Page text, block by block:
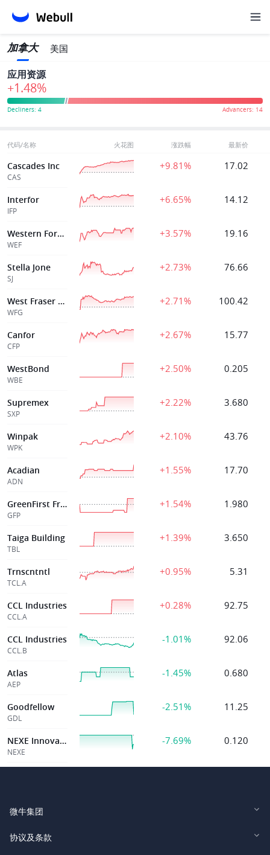
加拿大 美国
应用资源
+1.48%
代码/名称 火花图 涨跌幅 最新价
Cascades Inc
CAS
+9.81% 17.02
Interfor
IFP
+6.65% 14.12
Western Forest
WEF
+3.57% 19.16
Stella Jone
SJ
+2.73% 76.66
West Fraser Timb
WFG
+2.71% 100.42
Canfor
CFP
+2.67% 15.77
WestBond
WBE
+2.50% 0.205
Supremex
SXP
+2.22% 3.680
Winpak
WPK
+2.10% 43.76
Acadian
ADN
+1.55% 17.70
GreenFirst Frst
GFP
+1.54% 1.980
Taiga Building
TBL
+1.39% 3.650
Trnscntntl
TCL.A
+0.95% 5.31
CCL Industries
CCL.A
+0.28% 92.75
CCL Industries
CCL.B
-1.01% 92.06
Atlas
AEP
-1.45% 0.680
Goodfellow
GDL
-2.51% 11.25
NEXE Innovations
NEXE
-7.69% 0.120
微牛集团
Webull Financial LLC (US)
协议及条款